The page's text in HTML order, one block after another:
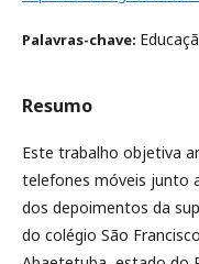
Palavras-chave:
Resumo
Este trabalho objetiva
telefones móveis junto
dos depoimentos da
do colégio São